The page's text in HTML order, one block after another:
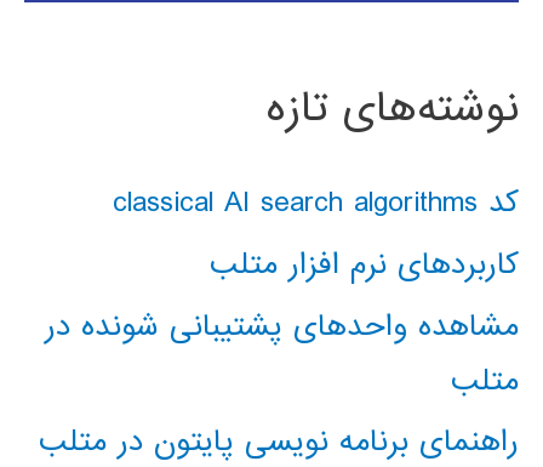
نوشته‌های تازه
کد classical AI search algorithms
کاربردهای نرم افزار متلب
مشاهده واحدهای پشتیبانی شونده در
متلب
راهنمای برنامه نویسی پایتون در متلب